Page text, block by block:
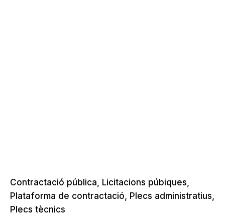
Contractació pública Licitacions púbiques
Plataforma de contractació Plecs administratius
Plecs tècnics